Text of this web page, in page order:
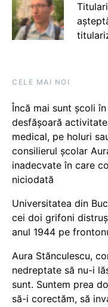
CELE MAI NOI
Încă mai sunt școli
desfășoară
medical, pe holuri
consilierul școlar
inadecvate în care
niciodată
Universitatea din
cei doi grifoni
anul 1944 pe
Aura Stănculescu,
nedreptate să nu-i
sunt. Suntem prea
să-i corectăm, să